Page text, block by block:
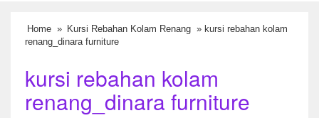
Home » Kursi Rebahan Kolam Renang » kursi rebahan kolam
renang_dinara furniture
kursi rebahan kolam
renang_dinara furniture